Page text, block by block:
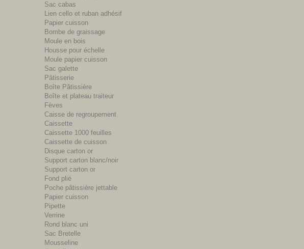
Sac cabas
Lien cello et ruban adhésif
Papier cuisson
Bombe de graissage
Moule en bois
Housse pour échelle
Moule papier cuisson
Sac galette
Pâtisserie
Boîte Pâtissière
Boîte et plateau traiteur
Fèves
Caisse de regroupement
Caissette
Caissette 1000 feuilles
Caissette de cuisson
Disque carton or
Support carton blanc/noir
Support carton or
Fond plié
Poche pâtissière jettable
Papier cuisson
Pipette
Verrine
Rond blanc uni
Sac Bretelle
Mousseline